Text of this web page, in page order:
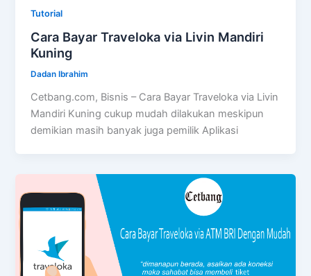
Tutorial
Cara Bayar Traveloka via Livin Mandiri
Kuning
Dadan Ibrahim
Cetbang.com, Bisnis – Cara Bayar Traveloka via Livin
Mandiri Kuning cukup mudah dilakukan meskipun
demikian masih banyak juga pemilik Aplikasi